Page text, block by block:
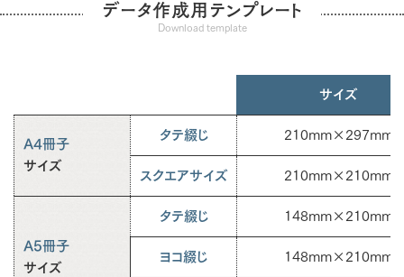
データ作成用テンプレート
Download template
サイズ
A4冊子
サイズ
タテ綴じ 210mm×297mm
スクエアサイズ 210mm×210mm
A5冊子
サイズ
タテ綴じ 148mm×210mm
ヨコ綴じ 148mm×210mm